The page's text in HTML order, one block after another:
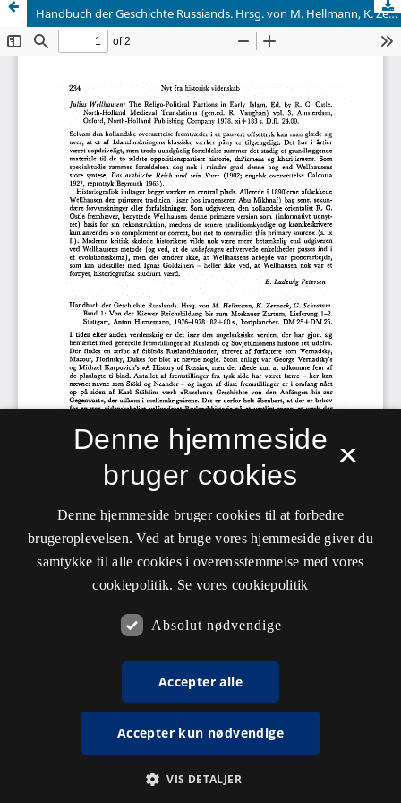
Handbuch der Geschichte Russiands. Hrsg. von M. Hellmann, K. Zernack, G. Schramm. Band 1: Von der Kiewer Reichsbildung bis zum Moskauer Zartum, Lieferung 1-2. Stuttgart, Anton Hiersemann, 1976-1978. 82+ 80 s., kortplancher. DM 25 +DM 25.
×
Denne hjemmeside
bruger cookies
Denne hjemmeside bruger cookies til at forbedre
brugeroplevelsen. Ved at bruge vores hjemmeside giver du
samtykke til alle cookies i overensstemmelse med vores
cookiepolitik. Se vores cookiepolitik
Absolut nødvendige
Accepter alle
Accepter kun nødvendige
VIS DETALJER